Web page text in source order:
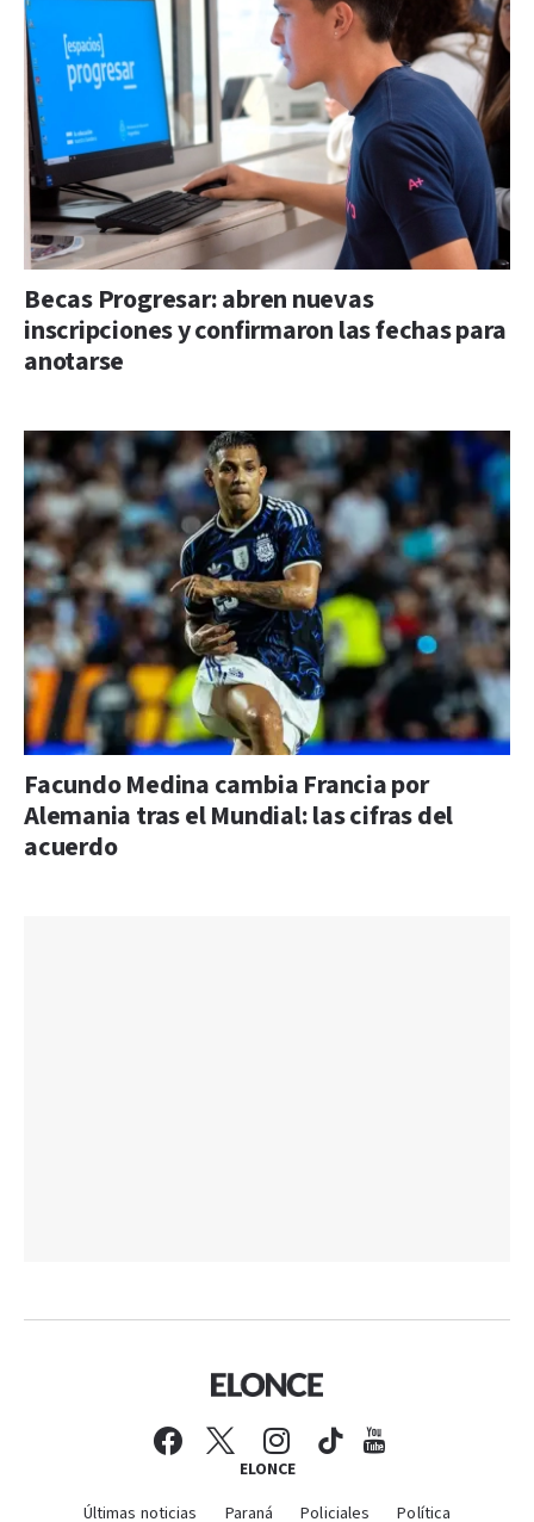
Becas Progresar: abren nuevas
inscripciones y confirmaron las fechas para
anotarse
Facundo Medina cambia Francia por
Alemania tras el Mundial: las cifras del
acuerdo
ELONCE
Últimas noticias Paraná Policiales Política